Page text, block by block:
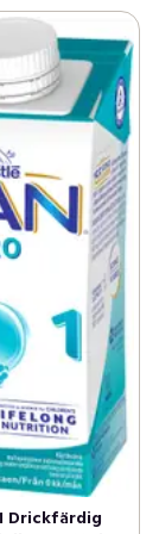
till järn
hos barn.*
NAN PRO 3
för
normalt. D-
Omega 3-
6-
är
hos barn.**
fett.
kost och en
dagligt intag
på 10 g
Drickfärdig